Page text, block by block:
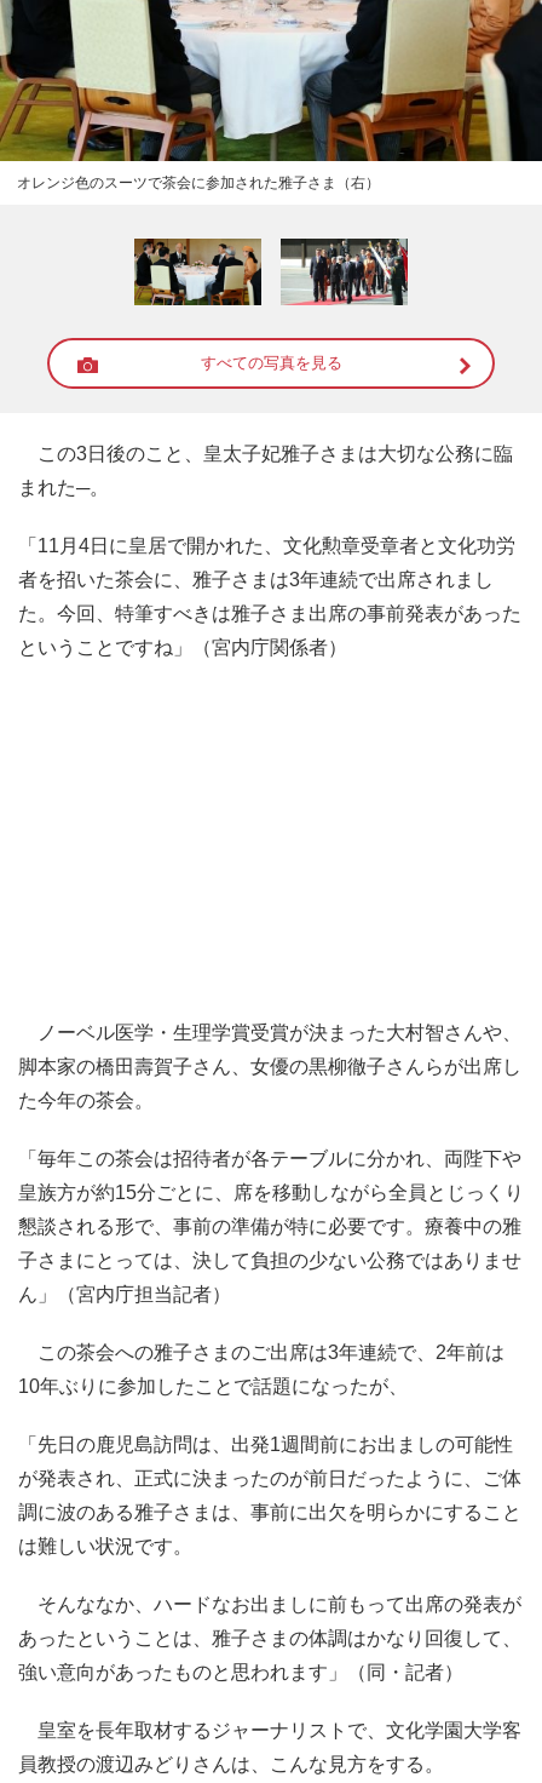
オレンジ色のスーツで茶会に参加された雅子さま（右）
すべての写真を見る
この3日後のこと、皇太子妃雅子さまは大切な公務に臨
まれた─。
「11月4日に皇居で開かれた、文化勲章受章者と文化功労
者を招いた茶会に、雅子さまは3年連続で出席されまし
た。今回、特筆すべきは雅子さま出席の事前発表があった
ということですね」（宮内庁関係者）
ノーベル医学・生理学賞受賞が決まった大村智さんや、
脚本家の橋田壽賀子さん、女優の黒柳徹子さんらが出席し
た今年の茶会。
「毎年この茶会は招待者が各テーブルに分かれ、両陛下や
皇族方が約15分ごとに、席を移動しながら全員とじっくり
懇談される形で、事前の準備が特に必要です。療養中の雅
子さまにとっては、決して負担の少ない公務ではありませ
ん」（宮内庁担当記者）
この茶会への雅子さまのご出席は3年連続で、2年前は
10年ぶりに参加したことで話題になったが、
「先日の鹿児島訪問は、出発1週間前にお出ましの可能性
が発表され、正式に決まったのが前日だったように、ご体
調に波のある雅子さまは、事前に出欠を明らかにすること
は難しい状況です。
そんななか、ハードなお出ましに前もって出席の発表が
あったということは、雅子さまの体調はかなり回復して、
強い意向があったものと思われます」（同・記者）
皇室を長年取材するジャーナリストで、文化学園大学客
員教授の渡辺みどりさんは、こんな見方をする。